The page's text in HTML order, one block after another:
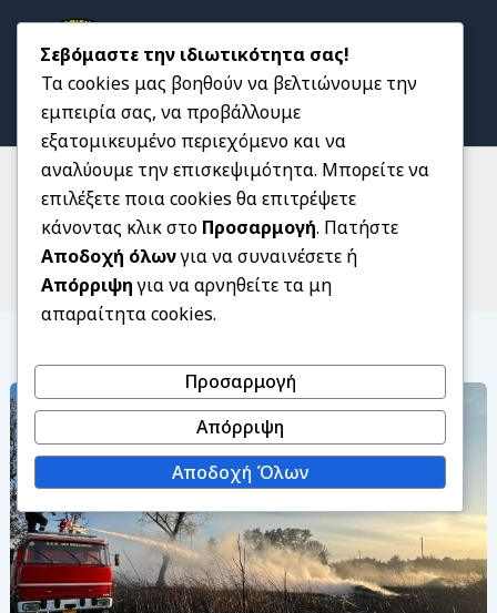
Μετάβαση
περιεχόμενο
Εκπαίδευση
Αντιπυρική
Περίοδος
2026
στη
Μεσσηνία:
Ένα
καλοκαίρι
υψηλής
Σεβόμαστε την ιδιωτικότητα σας!
Τα cookies μας βοηθούν να βελτιώνουμε την
εμπειρία σας, να προβάλλουμε
εξατομικευμένο περιεχόμενο και να
αναλύουμε την επισκεψιμότητα. Μπορείτε να
επιλέξετε ποια cookies θα επιτρέψετε
κάνοντας κλικ στο Προσαρμογή. Πατήστε
Αποδοχή όλωνγια να συναινέσετε ή
Απόρριψηγια να αρνηθείτε τα μη
απαραίτητα cookies.
Προσαρμογή
Απόρριψη
Αποδοχή Όλων